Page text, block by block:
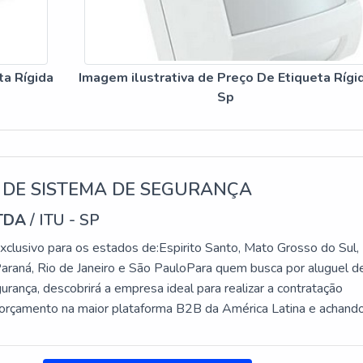
EM SÃO PAULO
EM SP
em etiquetas rígidas, entre eles a Silveira Alarmes,
e suporte técnico. A escolha do fornecedor certo pode
Paulo, é importante comparar preços e condições entre os
suas condições competitivas, oferecendo produtos de
COMO FUNCIONAM
tecnologia EAS (Electronic Article Surveillance) e RF (Radio
Rígida
Imagem ilustrativa de Preço De Etiqueta
Sp
SISTEMA DE SEGURANÇA
/ ITU - SP
para os estados de:Espirito Santo, Mato Grosso do Sul,
Rio de Janeiro e São PauloPara quem busca por aluguel
descobrirá a empresa ideal para realizar a contratação
na maior plataforma B2B da América Latina e
de segurança, com os melhores profissionais da Protelt